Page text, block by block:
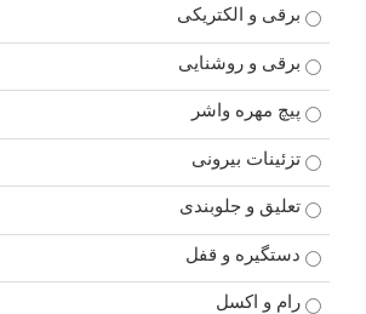
برقی و الکتریکی
برقی و روشنایی
پیچ مهره واشر
تزئینات بیرونی
تعلیق و جلوبندی
دستگیره و قفل
رام و اکسل